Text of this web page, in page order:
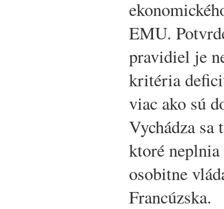
EMU.
pravidiel je
kritéria
viac ako sú
Vychádza
ktoré
osobitne
Francúzska.